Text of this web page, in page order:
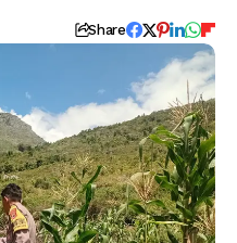
Share